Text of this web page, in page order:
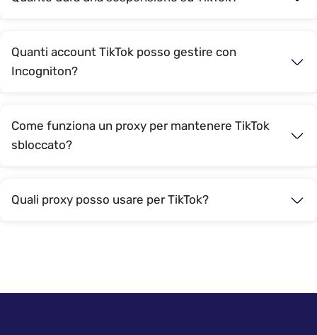
Quanti account TikTok posso gestire con
Incogniton?
Come funziona un proxy per mantenere TikTok
sbloccato?
Quali proxy posso usare per TikTok?